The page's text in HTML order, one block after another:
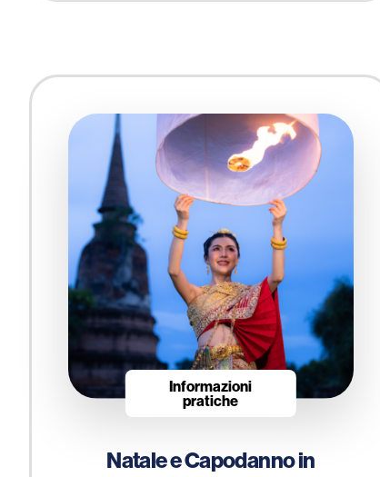
Informazioni
pratiche
Natale e Capodanno in